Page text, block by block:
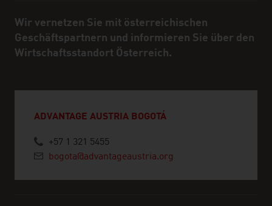
Wir vernetzen Sie mit österreichischen
Geschäftspartnern und informieren Sie über den
Wirtschaftsstandort Österreich.
ADVANTAGE AUSTRIA BOGOTÁ
+57 1 321 5455
bogota@advantageaustria.org